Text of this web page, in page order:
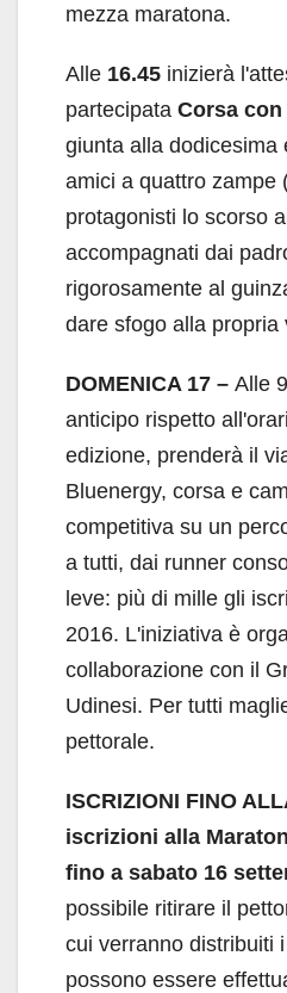
mezza maratona.
Alle 16.45 inizierà
partecipata Corsa
giunta alla dodicesima
amici a quattro zampe
protagonisti lo scorso
accompagnati dai
rigorosamente al
dare sfogo alla propria
DOMENICA 17 – Alle
anticipo rispetto
edizione, prenderà il
Bluenergy, corsa e
competitiva su un
a tutti, dai runner
leve: più di mille gli
2016. L'iniziativa è
collaborazione con il
Udinesi. Per tutti
pettorale.
ISCRIZIONI FINO
iscrizioni alla
fino a sabato 16
possibile ritirare il
cui verranno distribuiti
possono essere